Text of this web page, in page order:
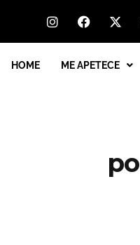
HOME ME APETECE